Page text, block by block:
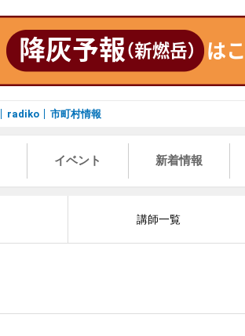
radiko 市町村情報
イベント 新着情報
講師一覧